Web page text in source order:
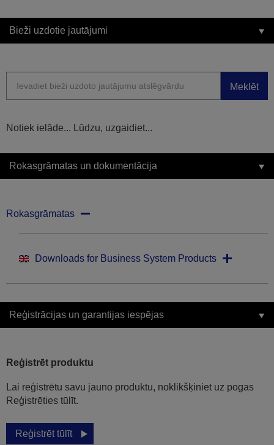
Bieži uzdotie jautājumi
Meklēt
Notiek ielāde... Lūdzu, uzgaidiet...
Rokasgrāmatas un dokumentācija
Rokasgrāmatas
Downloads for Business System Products
Reģistrācijas un garantijas iespējas
Reģistrēt produktu
Lai reģistrētu savu jauno produktu, noklikšķiniet uz pogas
Reģistrēties tūlīt.
Reģistrēt tūlīt